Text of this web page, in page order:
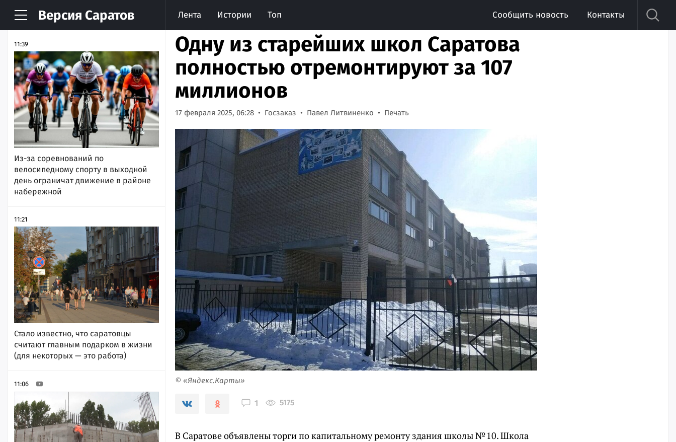
Версия Саратов Лента Истории Топ Сообщить новость Контакты
НОВОСТИ АРХИВ
11:39
Из-за соревнований по
велосипедному спорту в выходной
день ограничат движение в районе
набережной
11:21
Стало известно, что саратовцы
считают главным подарком в жизни
(для некоторых — это работа)
11:06
Одну из старейших школ Саратова
полностью отремонтируют за 107
миллионов
17 февраля 2025, 06:28 Госзаказ Павел Литвиненко Печать
© «Яндекс.Карты»
1 5175
В Саратове объявлены торги по капитальному ремонту здания школы № 10. Школа